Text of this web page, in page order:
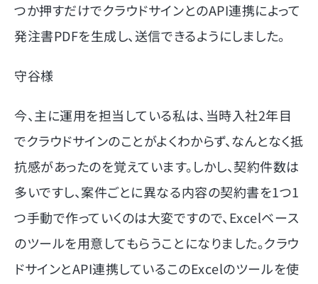
つか押すだけでクラウドサインとのAPI連携によって
発注書PDFを生成し、送信できるようにしました。
守谷様
今、主に運用を担当している私は、当時入社2年目
でクラウドサインのことがよくわからず、なんとなく抵
抗感があったのを覚えています。しかし、契約件数は
多いですし、案件ごとに異なる内容の契約書を1つ1
つ手動で作っていくのは大変ですので、Excelベース
のツールを用意してもらうことになりました。クラウ
ドサインとAPI連携しているこのExcelのツールを使